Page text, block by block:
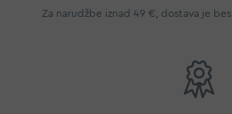
Za narudžbe iznad 49 €, dostava je